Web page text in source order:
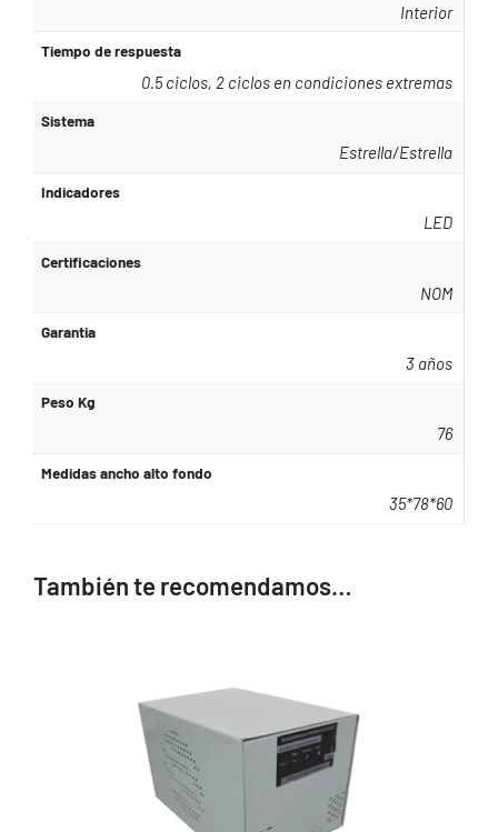
Interior
Tiempo de respuesta
0.5 ciclos, 2 ciclos en condiciones extremas
Sistema
Estrella/Estrella
Indicadores
LED
Certificaciones
NOM
Garantia
3 años
Peso Kg
76
Medidas ancho alto fondo
35*78*60
También te recomendamos…